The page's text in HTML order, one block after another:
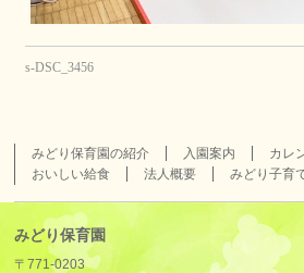
s-DSC_3456
みどり保育園の紹介 入園案内 カレ
おいしい給食
法人概要 みどり子育
みどり保育園
〒771-0203